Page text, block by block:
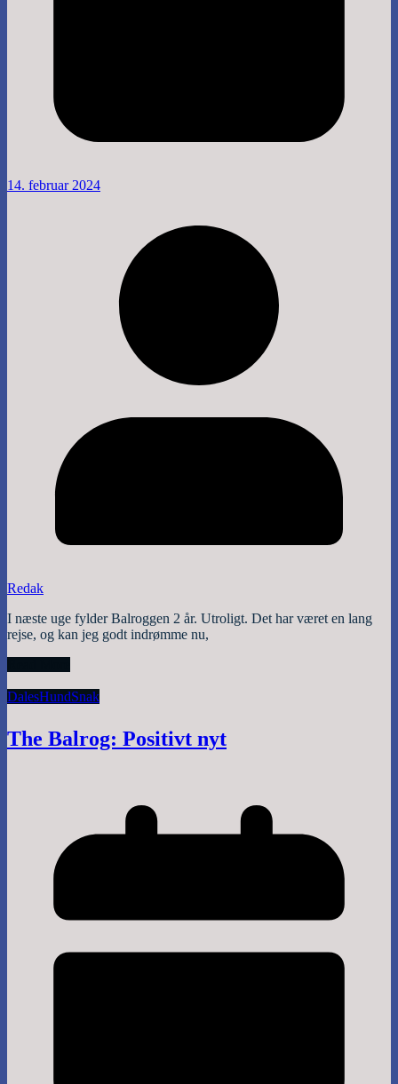
14. februar 2024
Redak
I næste uge fylder Balroggen 2 år. Utroligt. Det har været en lang
rejse, og kan jeg godt indrømme nu,
DalesHundSnak
The Balrog: Positivt nyt